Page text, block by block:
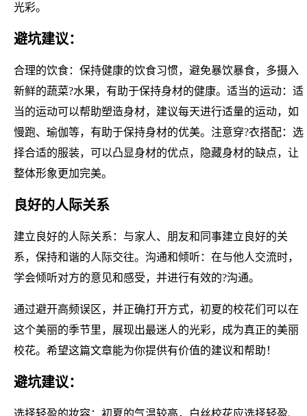
光彩。
避坑建议：
合理的饮食：保持健康的饮食习惯，避免暴饮暴食，多摄入
新鲜的蔬菜?水果，有助于保持身材的健康。适当的运动：适
当的运动可以帮助塑造身材，建议每天进行适量的运动，如
慢跑、瑜伽等，有助于保持身材的优美。注意穿?衣搭配：选
择合适的服装，可以凸显身材的优点，隐藏身材的缺点，让
整体形象更加完美。
良好的人际关系
建立良好的人际关系：与家人、朋友和同事建立良好的关
系，保持和谐的人际交往。沟通和倾听：在与他人交流时，
学会倾听对方的意见和感受，并进行有效的?沟通。
通过避开高频误区，并正确打开方式，初夏的校花们可以在
这个美丽的季节里，展现出最迷人的光彩，成为真正的美丽
校花。希望这篇文章能为你提供有价值的建议和帮助！
避坑建议：
选择轻盈的妆容：初夏的气温较高，白丝校花应选择轻盈、